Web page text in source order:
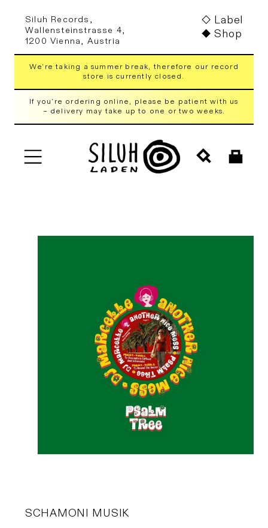
content
Siluh Records,
Wallensteinstrasse 4,
1200 Vienna, Austria
Label
Shop
We're taking a summer break, therefore our record
store is currently closed.
If you're ordering online, please be patient with us
– delivery may take up to one or two weeks.
Cart
Skip to
SCHAMONI MUSIK